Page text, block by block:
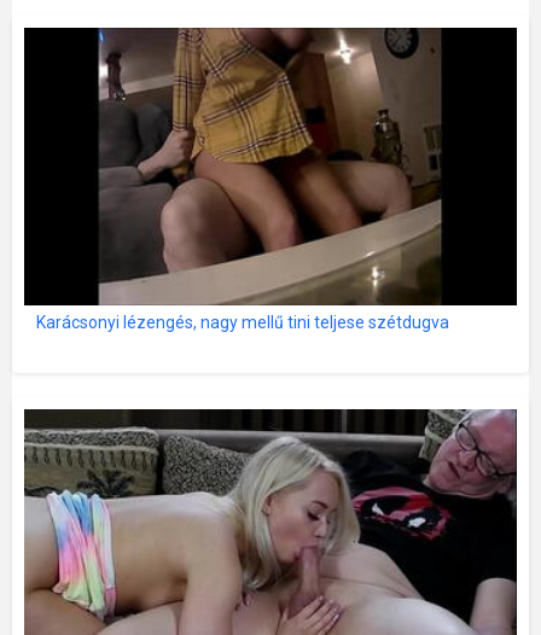
Karácsonyi lézengés, nagy mellű tini teljese szétdugva